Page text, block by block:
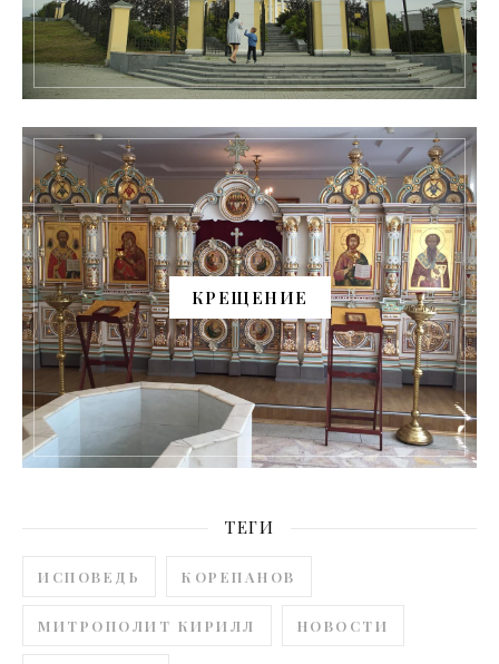
КРЕЩЕНИЕ
ТЕГИ
ИСПОВЕДЬ КОРЕПАНОВ
МИТРОПОЛИТ КИРИЛЛ НОВОСТИ